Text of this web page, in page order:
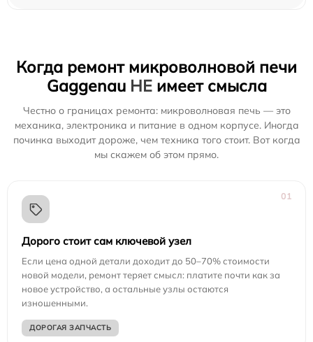
Когда ремонт микроволновой печи
Gaggenau НЕимеет смысла
Честно о границах ремонта: микроволновая печь — это
механика, электроника и питание в одном корпусе. Иногда
починка выходит дороже, чем техника того стоит. Вот когда
мы скажем об этом прямо.
01
Дорого стоит сам ключевой узел
Если цена одной детали доходит до 50–70% стоимости
новой модели, ремонт теряет смысл: платите почти как за
новое устройство, а остальные узлы остаются
изношенными.
ДОРОГАЯ ЗАПЧАСТЬ